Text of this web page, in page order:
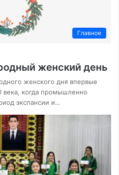
Главное
женский день
женского дня впервые
века, когда промышленно
экспансии и…